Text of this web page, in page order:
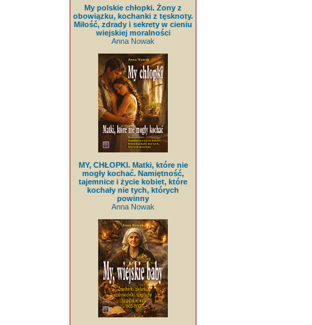
My polskie chłopki. Żony z
obowiązku, kochanki z tęsknoty.
Miłość, zdrady i sekrety w cieniu
wiejskiej moralności
Anna Nowak
MY, CHŁOPKI. Matki, które nie
mogły kochać. Namiętność,
tajemnice i życie kobiet, które
kochały nie tych, których
powinny
Anna Nowak